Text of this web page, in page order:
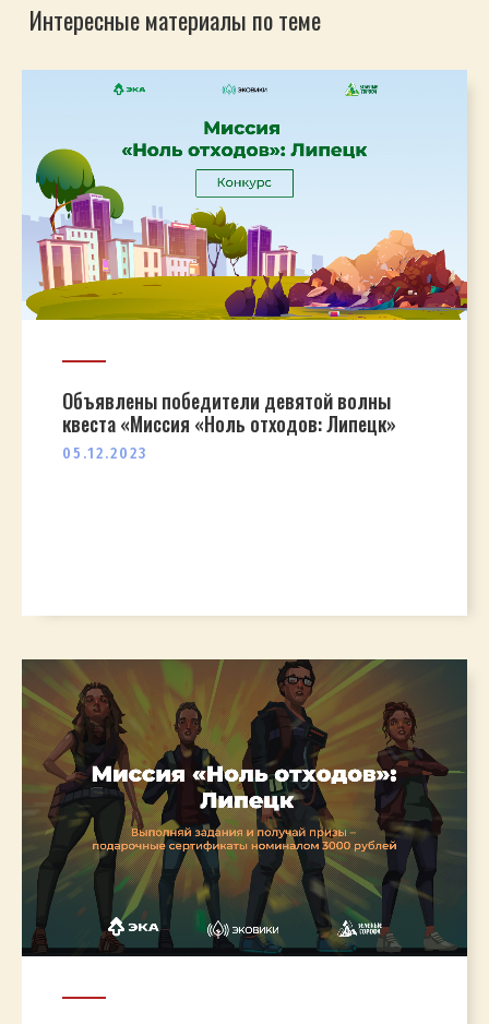
Интересные материалы по теме
Объявлены победители девятой волны
квеста «Миссия «Ноль отходов: Липецк»
05.12.2023